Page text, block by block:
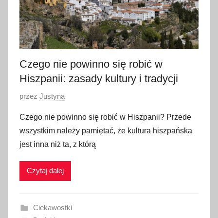
Czego nie powinno się robić w
Hiszpanii: zasady kultury i tradycji
O
u
b
l
i
a
przez Justyna
Czego nie powinno się robić w Hiszpanii? Przede
wszystkim należy pamiętać, że kultura hiszpańska
jest inna niż ta, z którą
Czytaj dalej
Ciekawostki